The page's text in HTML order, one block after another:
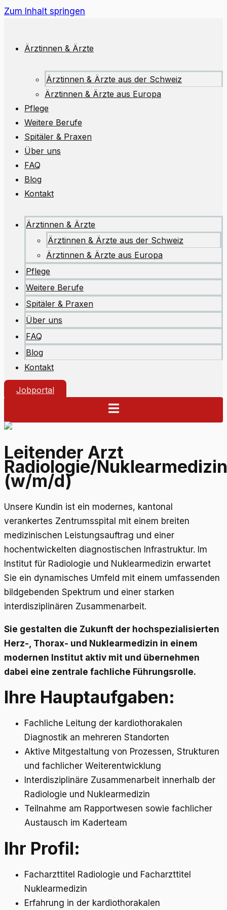
Zum Inhalt springen
Ärztinnen & Ärzte
Ärztinnen & Ärzte aus der Schweiz
Ärztinnen & Ärzte aus Europa
Pflege
Weitere Berufe
Spitäler & Praxen
Über uns
FAQ
Blog
Kontakt
Ärztinnen & Ärzte
Ärztinnen & Ärzte aus der Schweiz
Ärztinnen & Ärzte aus Europa
Pflege
Weitere Berufe
Spitäler & Praxen
Über uns
FAQ
Blog
Kontakt
Jobportal
Leitender Arzt
Radiologie/Nuklearmedizin
(w/m/d)
Unsere Kundin ist ein modernes, kantonal
verankertes Zentrumsspital mit einem breiten
medizinischen Leistungsauftrag und einer
hochentwickelten diagnostischen Infrastruktur. Im
Institut für Radiologie und Nuklearmedizin erwartet
Sie ein dynamisches Umfeld mit einem umfassenden
bildgebenden Spektrum und einer starken
interdisziplinären Zusammenarbeit.
Sie gestalten die Zukunft der hochspezialisierten
Herz-, Thorax- und Nuklearmedizin in einem
modernen Institut aktiv mit und übernehmen
dabei eine zentrale fachliche Führungsrolle.
Ihre Hauptaufgaben:
Fachliche Leitung der kardiothorakalen
Diagnostik an mehreren Standorten
Aktive Mitgestaltung von Prozessen, Strukturen
und fachlicher Weiterentwicklung
Interdisziplinäre Zusammenarbeit innerhalb der
Radiologie und Nuklearmedizin
Teilnahme am Rapportwesen sowie fachlicher
Austausch im Kaderteam
Ihr Profil:
Facharzttitel Radiologie und Facharzttitel
Nuklearmedizin
Erfahrung in der kardiothorakalen